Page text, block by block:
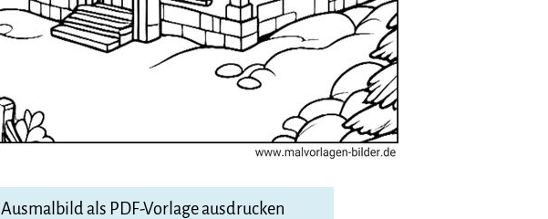
Ausmalbild als PDF-Vorlage ausdrucken